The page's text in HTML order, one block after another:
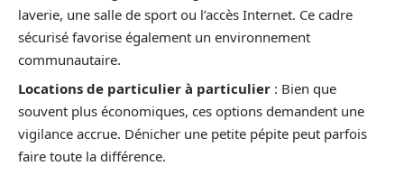
laverie, une salle de sport ou l’accès Internet. Ce cadre
sécurisé favorise également un environnement
communautaire.
Locations de particulier à particulier : Bien que
souvent plus économiques, ces options demandent une
vigilance accrue. Dénicher une petite pépite peut parfois
faire toute la différence.